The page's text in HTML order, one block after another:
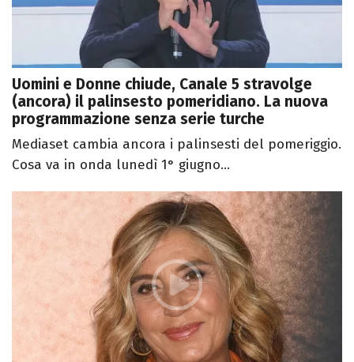
Uomini e Donne chiude, Canale 5 stravolge
(ancora) il palinsesto pomeridiano. La nuova
programmazione senza serie turche
Mediaset cambia ancora i palinsesti del pomeriggio.
Cosa va in onda lunedì 1° giugno...